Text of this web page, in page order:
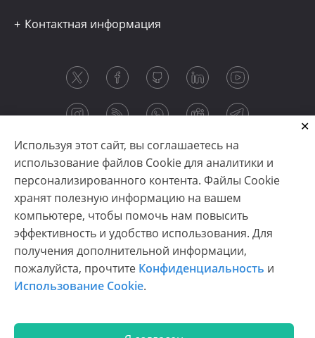
Используя этот сайт, вы соглашаетесь на
использование файлов Cookie для аналитики и
персонализированного контента. Файлы Cookie
хранят полезную информацию на вашем
компьютере, чтобы помочь нам повысить
эффективность и удобство использования. Для
получения дополнительной информации,
пожалуйста, прочтите Конфиденциальность и
Использование Cookie.
Контактная информация
Copyright © 2003-2026 CloudReports sp. z o.o. (dba
Stimulsoft). All rights reserved.
Конфиденциальность